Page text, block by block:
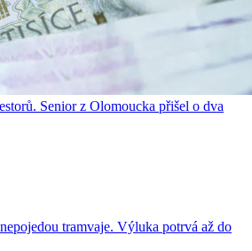
Senior z Olomoucka přišel o dva
tramvaje. Výluka potrvá až do